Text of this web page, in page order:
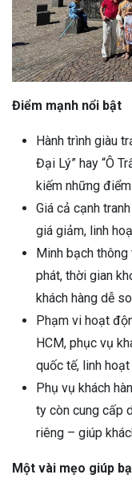
Điểm mạnh nổi bật
Hành trình giàu
Đại Lý” hay “Ô
kiếm những
Giá cả cạnh
giá giảm, linh
Minh bạch
phát, thời gian
khách hàng dễ
Phạm vi hoạt
HCM, phục vụ
quốc tế, linh
Phụ vụ khách
ty còn cung cấp
riêng – giúp
Một vài mẹo giúp